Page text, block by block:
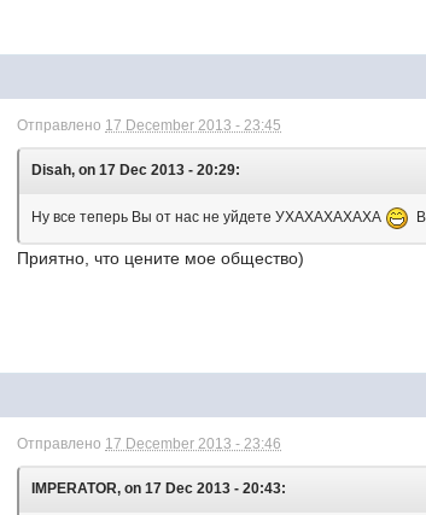
Отправлено 17 December 2013 - 23:45
Disah, on 17 Dec 2013 - 20:29:
Ну все теперь Вы от нас не уйдете УХАХАХАХАХА
Приятно, что цените мое общество)
Отправлено 17 December 2013 - 23:46
IMPERATOR, on 17 Dec 2013 - 20:43: